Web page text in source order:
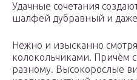
Удачные сочетания
шалфей дубравный и
Нежно и изысканно
колокольчиками. Причём
разному. Высокорослые